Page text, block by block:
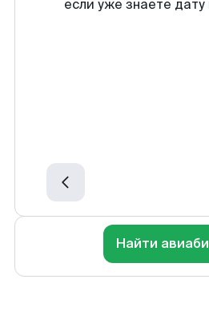
если уже знаете
Найти